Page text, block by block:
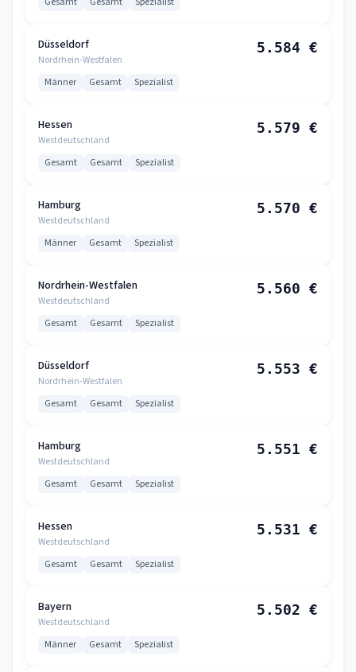
Düsseldorf
Nordrhein-Westfalen
5.584 €
Männer Gesamt Spezialist
Hessen
Westdeutschland
5.579 €
Gesamt Gesamt Spezialist
Hamburg
Westdeutschland
5.570 €
Männer Gesamt Spezialist
Nordrhein-Westfalen
Westdeutschland
5.560 €
Gesamt Gesamt Spezialist
Düsseldorf
Nordrhein-Westfalen
5.553 €
Gesamt Gesamt Spezialist
Hamburg
Westdeutschland
5.551 €
Gesamt Gesamt Spezialist
Hessen
Westdeutschland
5.531 €
Gesamt Gesamt Spezialist
Bayern
Westdeutschland
5.502 €
Männer Gesamt Spezialist